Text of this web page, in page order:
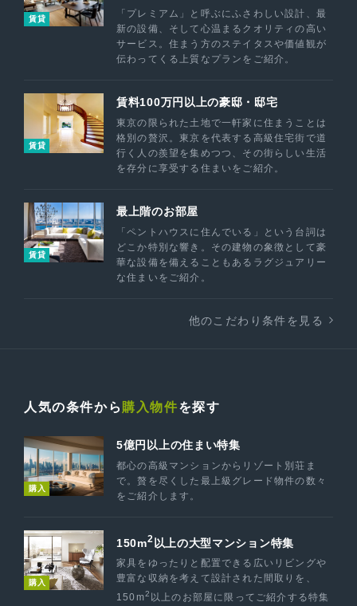
賃貸
「プレミアム」と呼ぶにふさわしい設計、最
新の設備、そして心温まるクオリティの高い
サービス。住まう方のステイタスや価値観が
伝わってくる上質なプランをご紹介。
賃貸
賃料100万円以上の豪邸・邸宅
東京の限られた土地で一軒家に住まうことは
格別の贅沢。東京を代表する高級住宅街で道
行く人の羨望を集めつつ、その街らしい生活
を存分に享受する住まいをご紹介。
賃貸
最上階のお部屋
「ペントハウスに住んでいる」という台詞は
どこか特別な響き。その建物の象徴として豪
華な設備を備えることもあるラグジュアリー
な住まいをご紹介。
他のこだわり条件を見る
人気の条件から 購入物件を探す
購入
5億円以上の住まい特集
都心の高級マンションからリゾート別荘ま
で。贅を尽くした最上級グレード物件の数々
をご紹介します。
購入
150m2 以上の大型マンション特集
家具をゆったりと配置できる広いリビングや
豊富な収納を考えて設計された間取りを、
150m2 以上のお部屋に限ってご紹介する特集